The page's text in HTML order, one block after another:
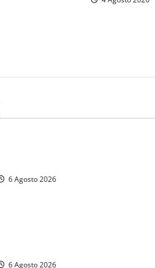
6 Agosto 2026
6 Agosto 2026